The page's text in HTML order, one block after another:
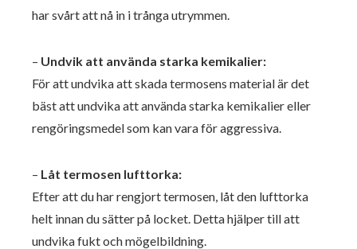
har svårt att nå in i trånga utrymmen.
– Undvik att använda starka kemikalier:
För att undvika att skada termosens material är det
bäst att undvika att använda starka kemikalier eller
rengöringsmedel som kan vara för aggressiva.
– Låt termosen lufttorka:
Efter att du har rengjort termosen, låt den lufttorka
helt innan du sätter på locket. Detta hjälper till att
undvika fukt och mögelbildning.